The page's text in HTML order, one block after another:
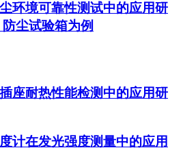
环境可靠性测试中的应用研
尘试验箱为例
座耐热性能检测中的应用研
计在发光强度测量中的应用